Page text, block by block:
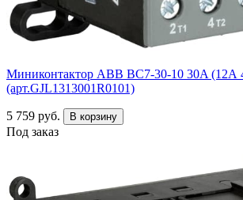
Миниконтактор ABB ВC7-30-10 30A (12А
(арт.GJL1313001R0101)
5 759 руб. В корзину
Под заказ